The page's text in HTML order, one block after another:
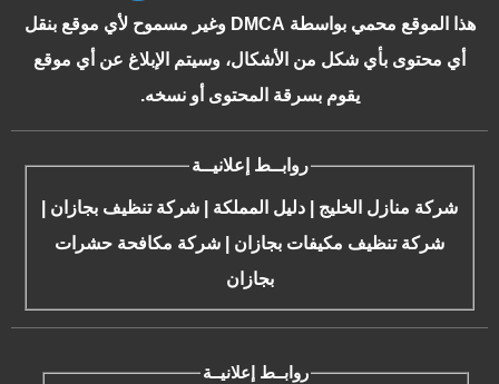
هذا الموقع محمي بواسطة DMCA وغير مسموح لأي موقع بنقل
أي محتوى بأي شكل من الأشكال، وسيتم الإبلاغ عن أي موقع
يقوم بسرقة المحتوى أو نسخه.
روابــط إعلانيــة
شركة منازل الخليج دليل المملكة شركة تنظيف بجازان
شركة تنظيف مكيفات بجازان
شركة مكافحة حشرات
بجازان
روابــط إعلانيــة